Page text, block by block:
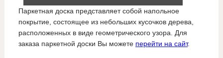
Паркетная доска представляет собой напольное
покрытие, состоящее из небольших кусочков дерева,
расположенных в виде геометрического узора. Для
заказа паркетной доски Вы можете перейти на сайт.